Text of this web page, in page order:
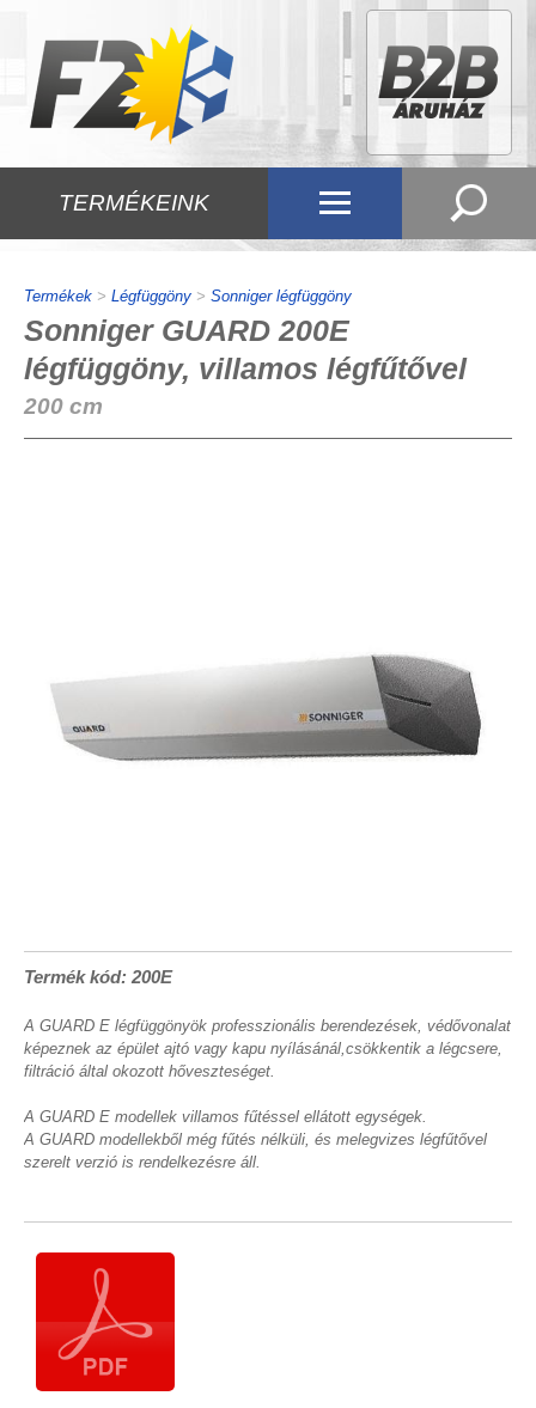
TERMÉKEINK
Termékek > Légfüggöny > Sonniger légfüggöny
Sonniger GUARD 200E
légfüggöny, villamos légfűtővel
200 cm
Termék kód: 200E
A GUARD E légfüggönyök professzionális berendezések, védővonalat
képeznek az épület ajtó vagy kapu nyílásánál,csökkentik a légcsere,
filtráció által okozott hőveszteséget.
A GUARD E modellek villamos fűtéssel ellátott egységek.
A GUARD modellekből még fűtés nélküli, és melegvizes légfűtővel
szerelt verzió is rendelkezésre áll.